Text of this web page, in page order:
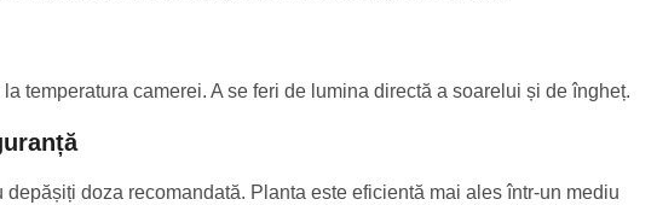
temperatura camerei. A se feri de lumina directă a soarelui și de îngheț.
depășiți doza recomandată. Planta este eficientă mai ales într-un mediu